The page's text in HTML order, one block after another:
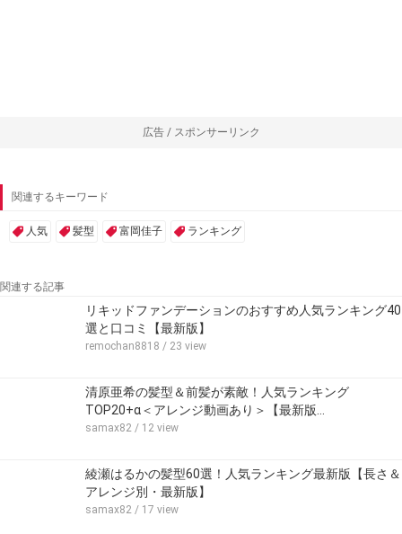
広告 / スポンサーリンク
関連するキーワード
人気 髪型 富岡佳子 ランキング
関連する記事
リキッドファンデーションのおすすめ人気ランキング40
選と口コミ【最新版】
remochan8818 / 23 view
清原亜希の髪型＆前髪が素敵！人気ランキング
TOP20+α＜アレンジ動画あり＞【最新版…
samax82 / 12 view
綾瀬はるかの髪型60選！人気ランキング最新版【長さ＆
アレンジ別・最新版】
samax82 / 17 view